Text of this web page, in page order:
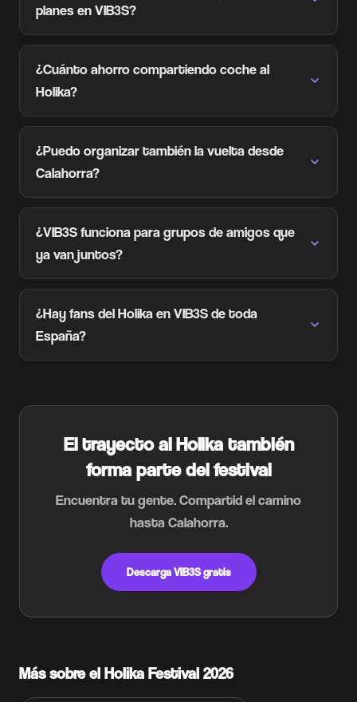
planes en VIB3S?
¿Cuánto ahorro compartiendo coche al
Holika?
¿Puedo organizar también la vuelta desde
Calahorra?
¿VIB3S funciona para grupos de amigos que
ya van juntos?
¿Hay fans del Holika en VIB3S de toda
España?
El trayecto al Holika también
forma parte del festival
Encuentra tu gente. Compartid el camino
hasta Calahorra.
Descarga VIB3S gratis
Más sobre el Holika Festival 2026